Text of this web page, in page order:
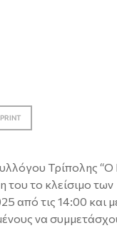
PRINT
Τρίπολης “Ο
του το κλείσιμο των
από τις 14:00 και
να